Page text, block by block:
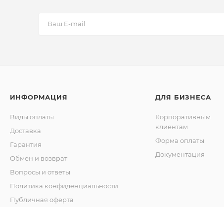
ИНФОРМАЦИЯ
Виды оплаты
Доставка
Гарантия
Обмен и возврат
Вопросы и ответы
Политика конфиденциальности
Публичная оферта
ДЛЯ БИЗНЕСА
Корпоративным
клиентам
Форма оплаты
Документация